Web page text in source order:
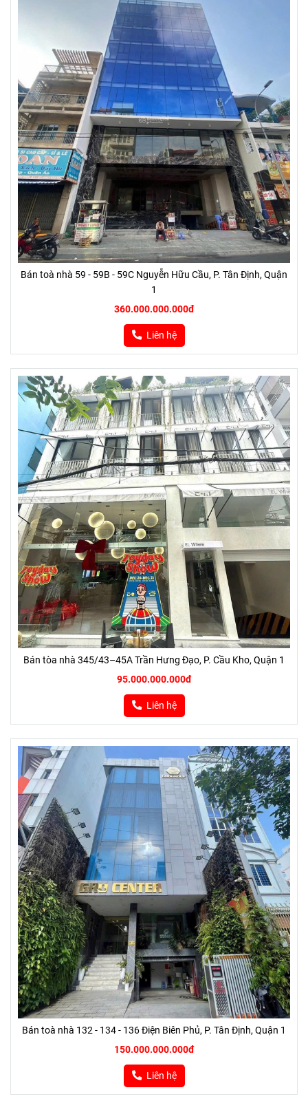
Bán toà nhà 59 - 59B - 59C Nguyễn Hữu Cầu, P. Tân Định, Quận
1
360.000.000.000đ
Liên hệ
Bán tòa nhà 345/43–45A Trần Hưng Đạo, P. Cầu Kho, Quận 1
95.000.000.000đ
Liên hệ
Bán toà nhà 132 - 134 - 136 Điện Biên Phủ, P. Tân Định, Quận 1
150.000.000.000đ
Liên hệ